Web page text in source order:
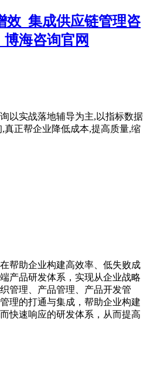
以实战落地辅导为主,以指标数据
真正帮企业降低成本,提高质量,缩
帮助企业构建高效率、低失败成
产品研发体系，实现从企业战略
管理、产品管理、产品开发管
理的打通与集成，帮助企业构建
快速响应的研发体系，从而提高